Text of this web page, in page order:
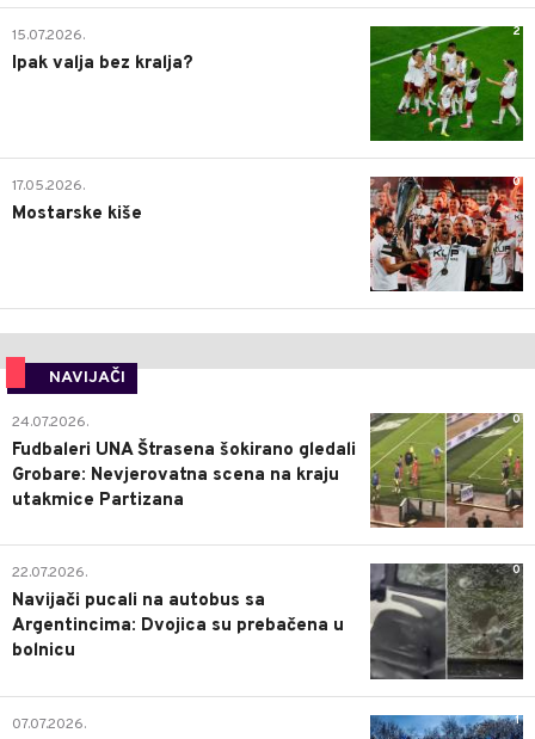
2
15.07.2026.
Ipak valja bez kralja?
0
17.05.2026.
Mostarske kiše
NAVIJAČI
0
24.07.2026.
Fudbaleri UNA Štrasena šokirano gledali
Grobare: Nevjerovatna scena na kraju
utakmice Partizana
0
22.07.2026.
Navijači pucali na autobus sa
Argentincima: Dvojica su prebačena u
bolnicu
1
07.07.2026.